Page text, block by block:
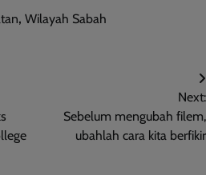
, Wilayah Sabah
Next:
Sebelum mengubah filem,
ubahlah cara kita berfikir